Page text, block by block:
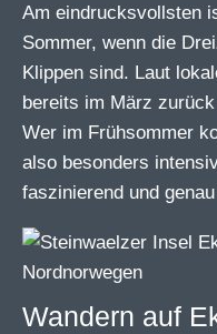
Am eindrucksvollsten
Sommer, wenn die
Klippen sind. Laut
bereits im März
Wer im Frühsommer
also besonders
faszinierend und
Wandern auf